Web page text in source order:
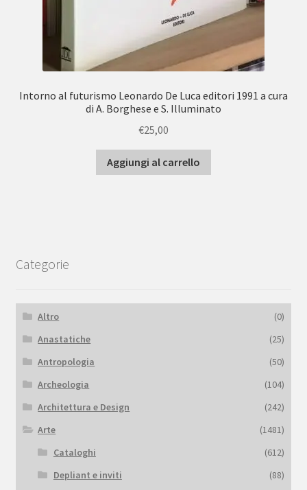
Intorno al futurismo Leonardo De Luca editori 1991 a cura
di A. Borghese e S. Illuminato
€25,00
Aggiungi al carrello
Categorie
Altro
(0)
Anastatiche
(25)
Antropologia
(50)
Archeologia
(104)
Architettura e Design
(242)
Arte
(1481)
Cataloghi
(612)
Depliant e inviti
(88)